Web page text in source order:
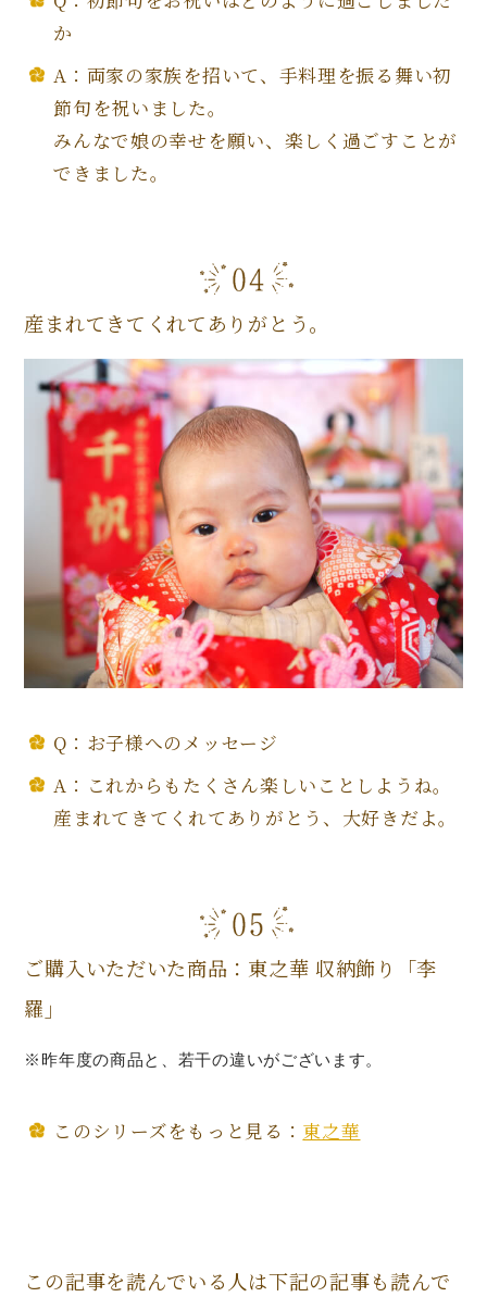
か
A：両家の家族を招いて、手料理を振る舞い初
節句を祝いました。
みんなで娘の幸せを願い、楽しく過ごすことが
できました。
産まれてきてくれてありがとう。
Q：お子様へのメッセージ
A：これからもたくさん楽しいことしようね。
産まれてきてくれてありがとう、大好きだよ。
ご購入いただいた商品：東之華 収納飾り「李
羅」
※昨年度の商品と、若干の違いがございます。
このシリーズをもっと見る： 東之華
この記事を読んでいる人は下記の記事も読んで